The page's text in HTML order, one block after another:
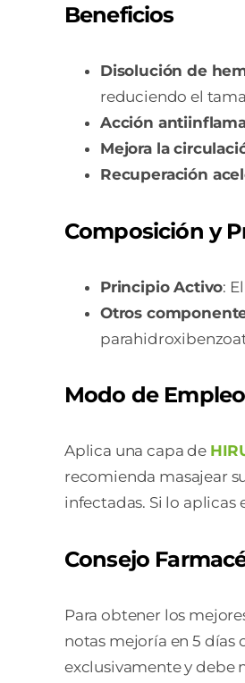
Beneficios
Disolución de
reduciendo el
Acción
Mejora la
Recuperación
Composición y
Principio Activo:
Otros
Modo de Empleo
Aplica una capa de
recomienda masajear
infectadas. Si lo aplicas
Consejo
Para obtener los
notas mejoría en 5 días
exclusivamente y debe